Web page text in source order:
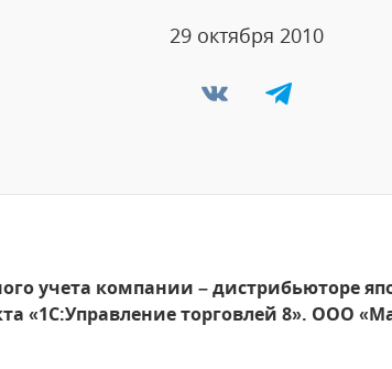
29 октября 2010
учета компании – дистрибьюторе
«1С:Управление торговлей 8». ООО